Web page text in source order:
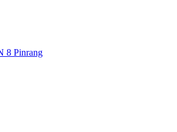
8 Pinrang